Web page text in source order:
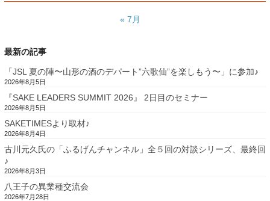
« 7月
最新の記事
「JSL 夏の陣〜山形の酒のデパート”六歌仙”を楽しもう〜」に参加♪
2026年8月5日
『SAKE LEADERS SUMMIT 2026』 2日目のセミナー
2026年8月5日
SAKETIMESより取材♪
2026年8月4日
古川元久氏の「ふるげんチャンネル」全５回の対談シリーズ、最終回
♪
2026年8月3日
八王子の異業種交流会
2026年7月28日